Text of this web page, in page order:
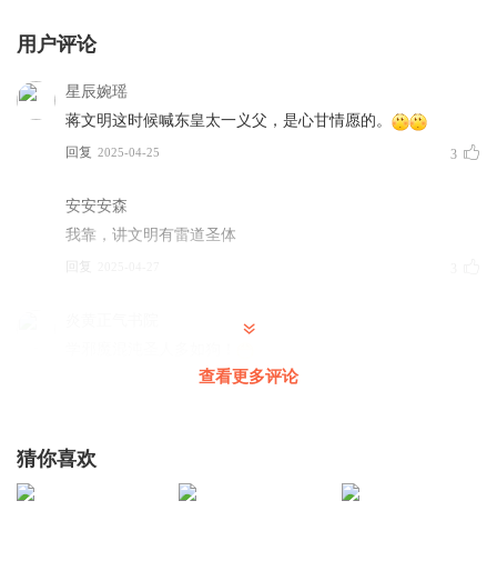
用户评论
星辰婉瑶
蒋文明这时候喊东皇太一义父，是心甘情愿的。
回复 2025-04-25 3
安安安森
我靠，讲文明有雷道圣体
回复
东皇太一把盘古本源的力量留给了蒋文明。这时候对蒋文明
查看更多评论
猜你喜欢